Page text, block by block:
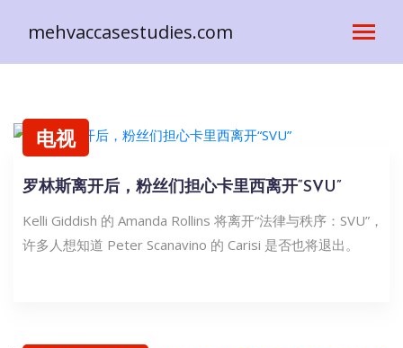
mehvaccasestudies.com
电视
罗林斯离开后，粉丝们担心卡里西离开“SVU”
Kelli Giddish 的 Amanda Rollins 将离开“法律与秩序：SVU”，
许多人想知道 Peter Scanavino 的 Carisi 是否也将退出。